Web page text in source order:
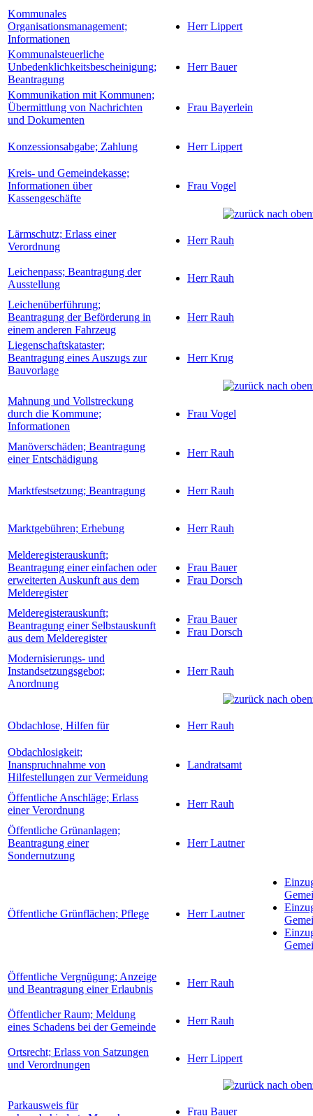
Kommunales
Organisationsmanagement;
Informationen
Herr Lippert
Kommunalsteuerliche
Unbedenklichkeitsbescheinigung;
Beantragung
Herr Bauer
Kommunikation mit Kommunen;
Übermittlung von Nachrichten
und Dokumenten
Frau Bayerlein
Konzessionsabgabe; Zahlung Herr Lippert
Kreis- und Gemeindekasse;
Informationen über
Kassengeschäfte
Frau Vogel
Lärmschutz; Erlass einer
Verordnung
Herr Rauh
Leichenpass; Beantragung der
Ausstellung
Herr Rauh
Leichenüberführung;
Beantragung der Beförderung in
einem anderen Fahrzeug
Herr Rauh
Liegenschaftskataster;
Beantragung eines Auszugs zur
Bauvorlage
Herr Krug
Mahnung und Vollstreckung
durch die Kommune;
Informationen
Frau Vogel
Manöverschäden; Beantragung
einer Entschädigung
Herr Rauh
Marktfestsetzung; Beantragung Herr Rauh
Marktgebühren; Erhebung Herr Rauh
Melderegisterauskunft;
Beantragung einer einfachen oder
erweiterten Auskunft aus dem
Melderegister
Frau Bauer
Frau Dorsch
Melderegisterauskunft;
Beantragung einer Selbstauskunft
aus dem Melderegister
Frau Bauer
Frau Dorsch
Modernisierungs- und
Instandsetzungsgebot;
Anordnung
Herr Rauh
Obdachlose, Hilfen für Herr Rauh
Obdachlosigkeit;
Inanspruchnahme von
Hilfestellungen zur Vermeidung
Landratsamt
Öffentliche Anschläge; Erlass
einer Verordnung
Herr Rauh
Öffentliche Grünanlagen;
Beantragung einer
Sondernutzung
Herr Lautner
Öffentliche Grünflächen; Pflege Herr Lautner
Öffentliche Vergnügung; Anzeige
und Beantragung einer Erlaubnis
Herr Rauh
Öffentlicher Raum; Meldung
eines Schadens bei der Gemeinde
Herr Rauh
Ortsrecht; Erlass von Satzungen
und Verordnungen
Herr Lippert
Parkausweis für
Frau Bauer